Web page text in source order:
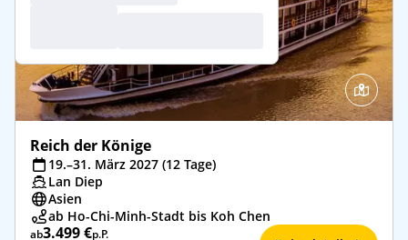
Reich der Könige
19.–31. März 2027 (12 Tage)
Lan Diep
Asien
ab Ho-Chi-Minh-Stadt bis Koh Chen
ab3.499 €p.P.